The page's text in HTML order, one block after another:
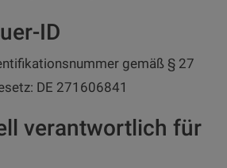
ID
gemäß § 27
DE 271606841
verantwortlich für